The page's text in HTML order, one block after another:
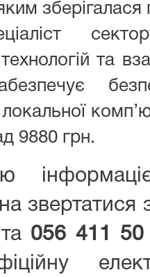
та
9880 грн.
звертатися
та 056 411 50